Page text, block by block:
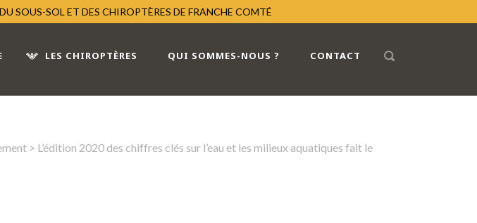
SOUS-SOL ET DES CHIROPTÈRES DE FRANCHE COMTÉ
LES CHIROPTÈRES QUI SOMMES-NOUS ? CONTACT
> L’édition 2020 des chiffres clés sur l’eau et les milieux aquatiques fait le